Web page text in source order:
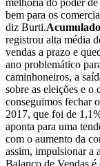
bem para os
diz Burti.Acumulado
registrou alta média
vendas a prazo e
ano problemático
caminhoneiros, a
sobre as eleições e o
conseguimos fechar
2017, que foi de
aponta para uma
com o aumento da
assim, impulsionar a
Balanço de Vendas